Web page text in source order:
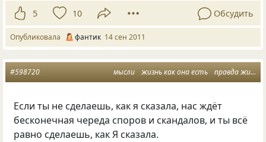
5 10 Обсудить
Опубликовала фантик 14 сен 2011
мысли жизнь как она есть правда жизни
#598720
Если ты не сделаешь, как я сказала, нас ждёт
бесконечная череда споров и скандалов, и ты всё
равно сделаешь, как Я сказала.